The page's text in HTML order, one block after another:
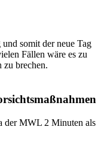
somit der neue Tag
Fällen wäre es zu
zu brechen.
der MWL 2 Minuten als